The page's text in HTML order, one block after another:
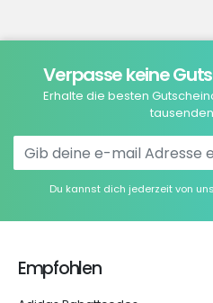
Verpasse keine
Erhalte die besten
Du kannst dich jederzeit von
Empfohlen